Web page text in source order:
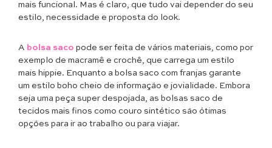
mais funcional. Mas é claro, que tudo vai depender do seu
estilo, necessidade e proposta do look.
A bolsa saco pode ser feita de vários materiais, como por
exemplo de macramê e crochê, que carrega um estilo
mais hippie. Enquanto a bolsa saco com franjas garante
um estilo boho cheio de informação e jovialidade. Embora
seja uma peça super despojada, as bolsas saco de
tecidos mais finos como couro sintético são ótimas
opções para ir ao trabalho ou para viajar.